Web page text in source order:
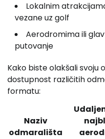
Lokalnim
vezane uz golf
Aerodromima ili
putovanje
Kako biste olakšali svoju
dostupnost različitih
formatu:
Naziv
odmarališta